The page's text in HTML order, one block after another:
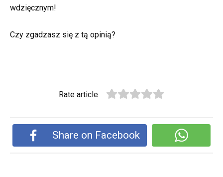
wdzięcznym!
Czy zgadzasz się z tą opinią?
Rate article
Share on Facebook